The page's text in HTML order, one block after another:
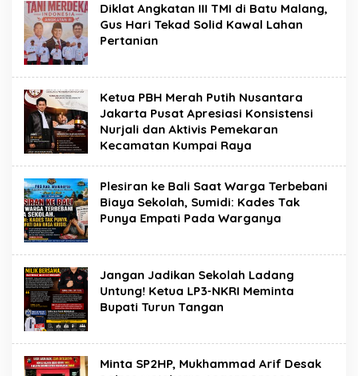
Diklat Angkatan III TMI di Batu Malang,
Gus Hari Tekad Solid Kawal Lahan
Pertanian
Ketua PBH Merah Putih Nusantara
Jakarta Pusat Apresiasi Konsistensi
Nurjali dan Aktivis Pemekaran
Kecamatan Kumpai Raya
Plesiran ke Bali Saat Warga Terbebani
Biaya Sekolah, Sumidi: Kades Tak
Punya Empati Pada Warganya
Jangan Jadikan Sekolah Ladang
Untung! Ketua LP3-NKRI Meminta
Bupati Turun Tangan
Minta SP2HP, Mukhammad Arif Desak